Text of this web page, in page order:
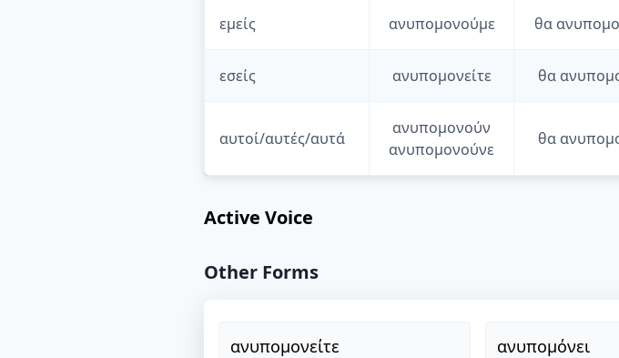
εμείς ανυπομονούμε θα
εσείς ανυπομονείτε θα
αυτοί/αυτές/αυτά
ανυπομονούν
ανυπομονούνε
θα
Active Voice
Other Forms
ανυπομονείτε ανυπομόνει